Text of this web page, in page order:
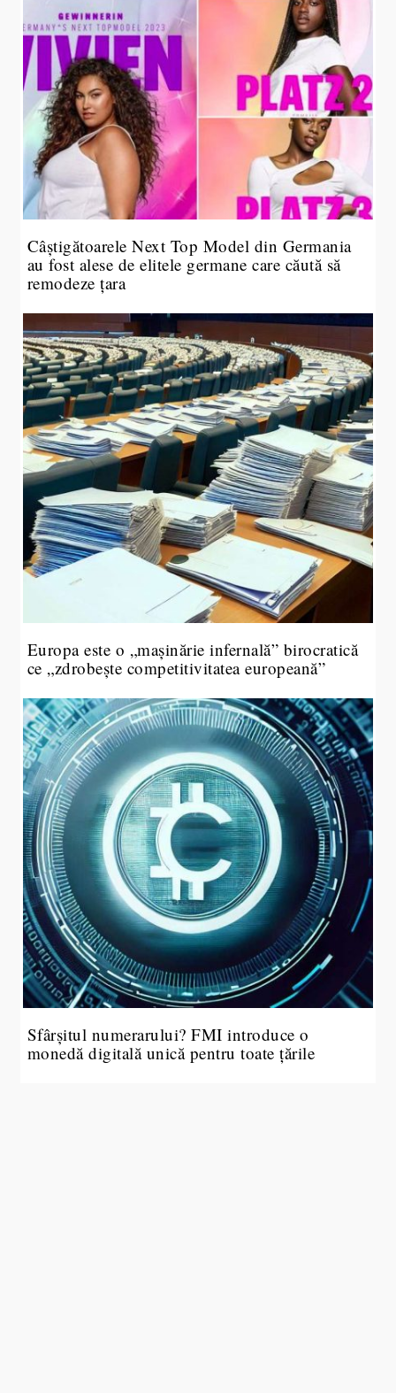
Câștigătoarele Next Top Model din Germania
au fost alese de elitele germane care căută să
remodeze țara
Europa este o „mașinărie infernală” birocratică
ce „zdrobește competitivitatea europeană”
Sfârșitul numerarului? FMI introduce o
monedă digitală unică pentru toate țările